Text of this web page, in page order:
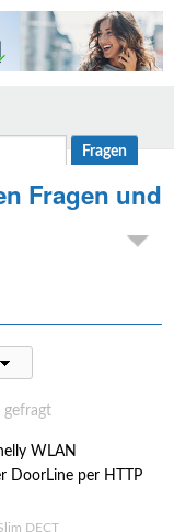
Fragen und
WLAN
DoorLine per HTTP
gefragt
DECT